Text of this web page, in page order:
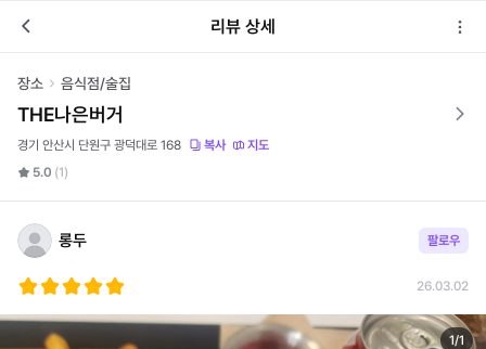
리뷰 상세
장소 음식점/술집
THE나은버거
경기 안산시 단원구 광덕대로 168 복사
지도
5.0 (1)
롱두 팔로우
26.03.02
1/1